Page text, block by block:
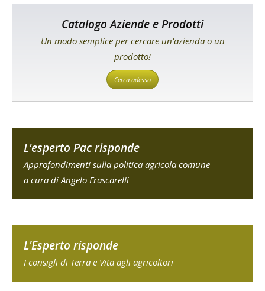
Catalogo Aziende e Prodotti
Un modo semplice per cercare un'azienda o un
prodotto!
Cerca adesso
L'esperto Pac risponde
Approfondimenti sulla politica agricola comune
a cura di Angelo Frascarelli
L'Esperto risponde
I consigli di Terra e Vita agli agricoltori